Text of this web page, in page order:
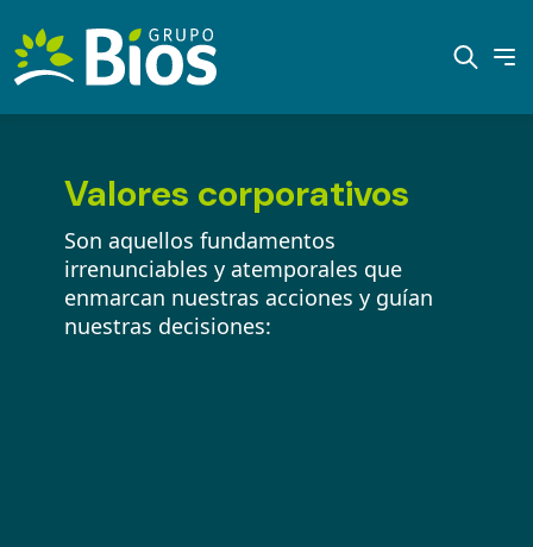
Valores corporativos
Son aquellos fundamentos
irrenunciables y atemporales que
enmarcan nuestras acciones y guían
nuestras decisiones: